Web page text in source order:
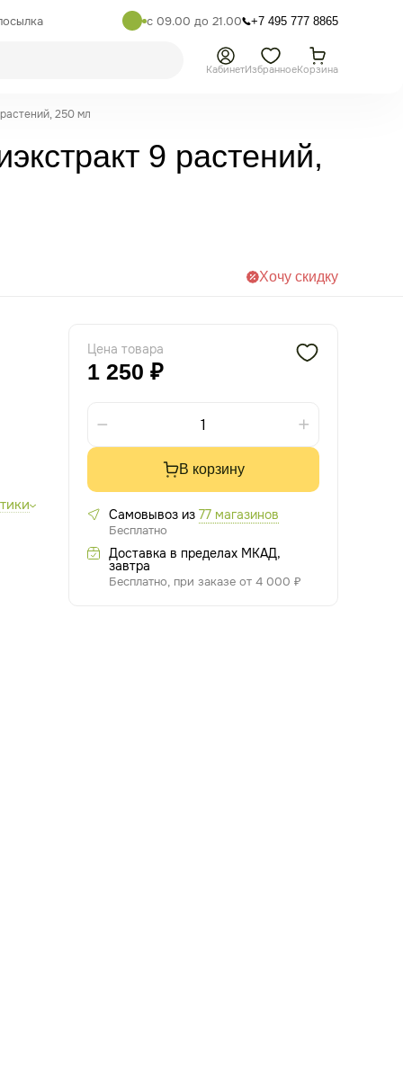
с 09.00 до 21.00 +7 495 777 8865
КабинетИзбранноеКорзина
250 мл
9 растений,
Хочу скидку
Цена товара
1 250 ₽
В корзину
Самовывоз из 77 магазинов
Бесплатно
Доставка в пределах МКАД,
завтра
Бесплатно, при заказе от 4 000 ₽